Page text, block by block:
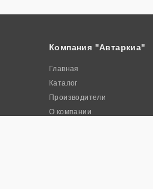
Компания "Автаркиа"
Главная
Каталог
Производители
О компании